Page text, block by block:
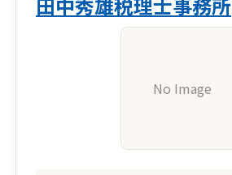
No Image